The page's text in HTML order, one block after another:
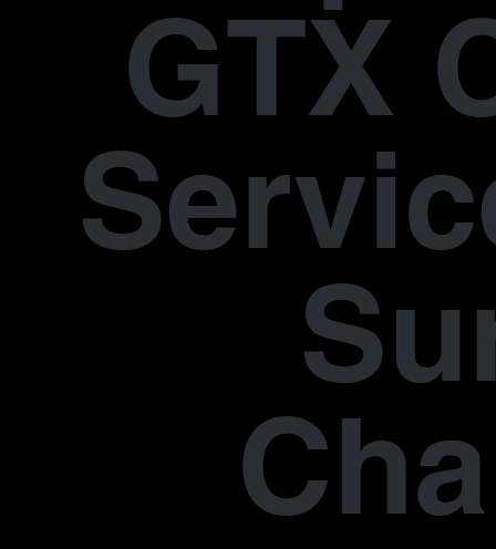
GTX